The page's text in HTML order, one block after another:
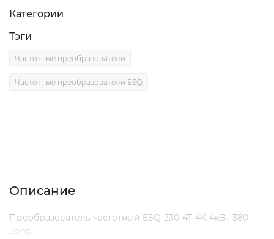
Категории
Тэги
Частотные преобразователи
Частотные преобразователи ESQ
Описание
Преобразователь частотный ESQ-230-4T-4K 4кВт 380-
480В